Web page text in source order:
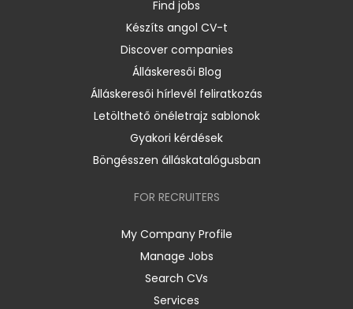
Find jobs
Készíts angol CV-t
Discover companies
Álláskeresői Blog
Álláskeresői hírlevél feliratkozás
Letölthető önéletrajz sablonok
Gyakori kérdések
Böngésszen álláskatalógusban
FOR RECRUITERS
My Company Profile
Manage Jobs
Search CVs
Services